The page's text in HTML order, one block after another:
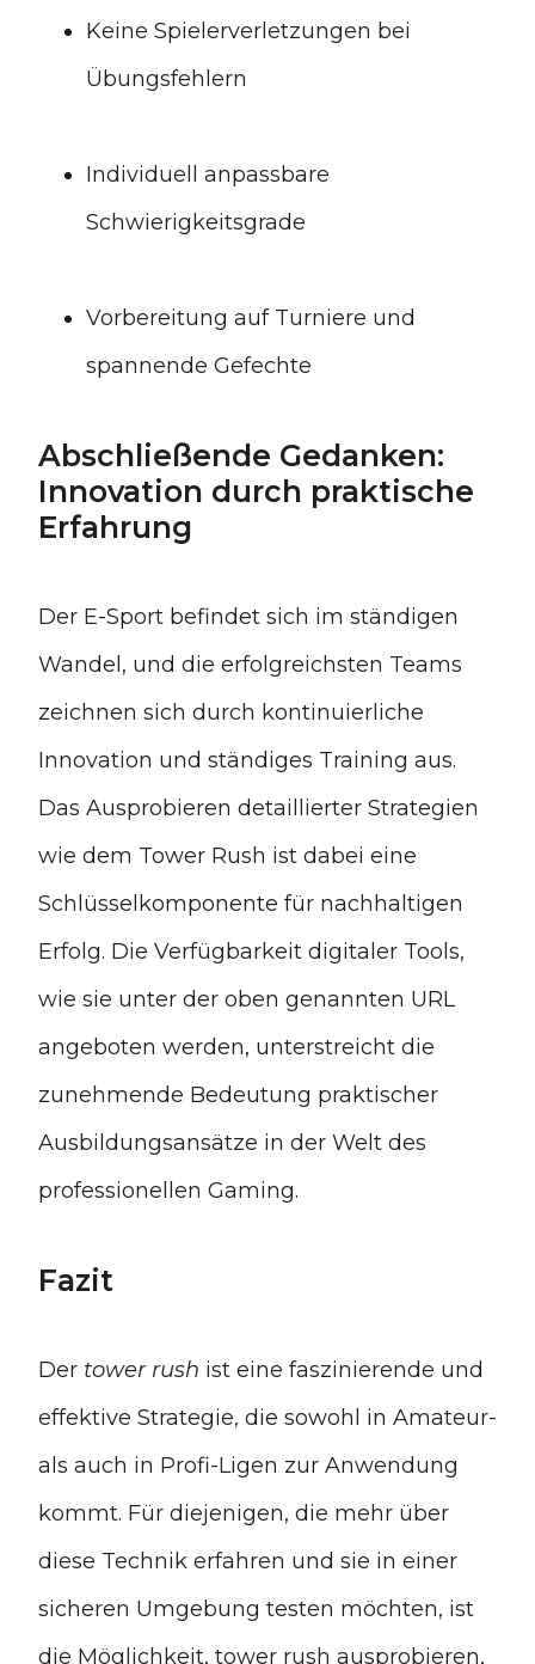
Keine Spielerverletzungen bei
Übungsfehlern
Individuell anpassbare
Schwierigkeitsgrade
Vorbereitung auf Turniere und
spannende Gefechte
Abschließende Gedanken:
Innovation durch praktische
Erfahrung
Der E-Sport befindet sich im ständigen
Wandel, und die erfolgreichsten Teams
zeichnen sich durch kontinuierliche
Innovation und ständiges Training aus.
Das Ausprobieren detaillierter Strategien
wie dem Tower Rush ist dabei eine
Schlüsselkomponente für nachhaltigen
Erfolg. Die Verfügbarkeit digitaler Tools,
wie sie unter der oben genannten URL
angeboten werden, unterstreicht die
zunehmende Bedeutung praktischer
Ausbildungsansätze in der Welt des
professionellen Gaming.
Fazit
Der tower rush ist eine faszinierende und
effektive Strategie, die sowohl in Amateur-
als auch in Profi-Ligen zur Anwendung
kommt. Für diejenigen, die mehr über
diese Technik erfahren und sie in einer
sicheren Umgebung testen möchten, ist
die Möglichkeit, tower rush ausprobieren,